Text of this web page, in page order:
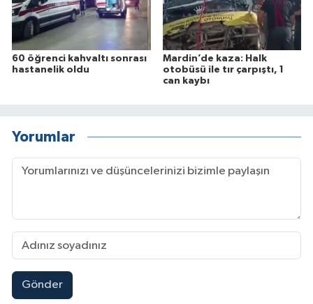
60 öğrenci kahvaltı sonrası
hastanelik oldu
Mardin’de kaza: Halk
otobüsü ile tır çarpıştı, 1
can kaybı
Yorumlar
Gönder